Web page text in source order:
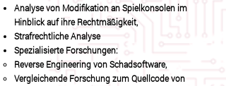
Analyse von Modifikation an Spielkonsolen im
Hinblick auf ihre Rechtmäßigkeit,
Strafrechtliche Analyse
Spezialisierte Forschungen:
Reverse Engineering von Schadsoftware,
Vergleichende Forschung zum Quellcode von